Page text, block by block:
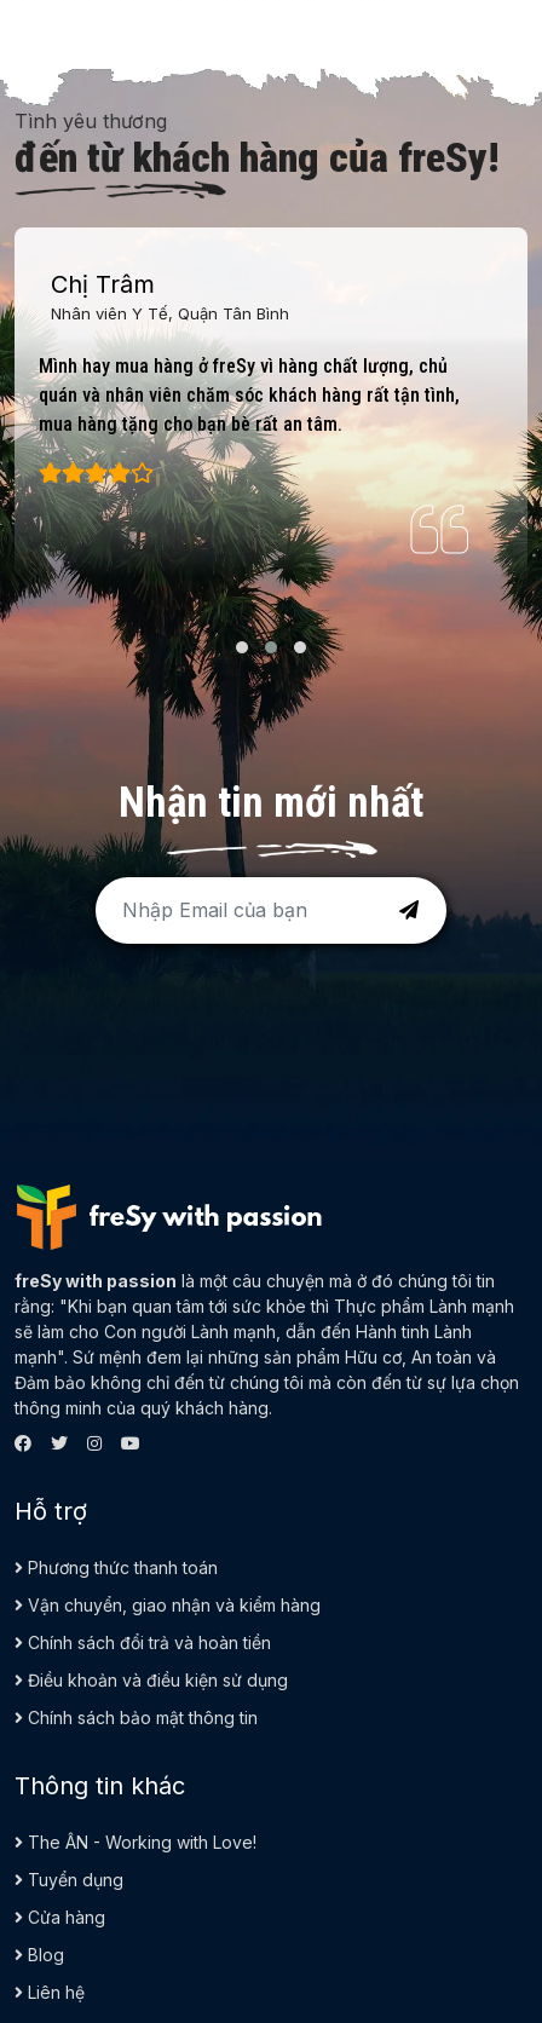
Tình yêu thương
đến từ khách hàng của freSy!
Chị Trâm
Nhân viên Y Tế, Quận Tân Bình
Mình hay mua hàng ở freSy vì hàng chất lượng, chủ
quán và nhân viên chăm sóc khách hàng rất tận tình,
mua hàng tặng cho bạn bè rất an tâm.
Nhận tin mới nhất
freSy with passion là một câu chuyện mà ở đó chúng tôi tin
rằng: "Khi bạn quan tâm tới sức khỏe thì Thực phẩm Lành mạnh
sẽ làm cho Con người Lành mạnh, dẫn đến Hành tinh Lành
mạnh". Sứ mệnh đem lại những sản phẩm Hữu cơ, An toàn và
Đảm bảo không chỉ đến từ chúng tôi mà còn đến từ sự lựa chọn
thông minh của quý khách hàng.
Hỗ trợ
Phương thức thanh toán
Vận chuyển, giao nhận và kiểm hàng
Chính sách đổi trả và hoàn tiền
Điều khoản và điều kiện sử dụng
Chính sách bảo mật thông tin
Thông tin khác
The ÂN - Working with Love!
Tuyển dụng
Cửa hàng
Blog
Liên hệ